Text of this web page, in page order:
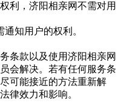
利，济阳相亲网不需对用
通知用户的权利。
条款以及使用济阳相亲网
会解决。若有任何服务条
可能接近的方法重新解
律效力和影响。